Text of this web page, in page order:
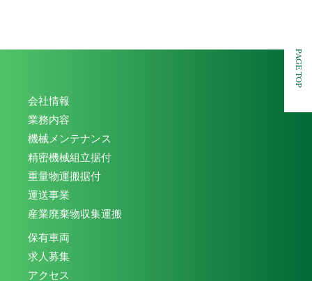
PAGE TOP
会社情報
業務内容
機械メンテナンス
精密機械組立据付
重量物運搬据付
運送事業
産業廃棄物収集運搬
保有車両
求人募集
アクセス